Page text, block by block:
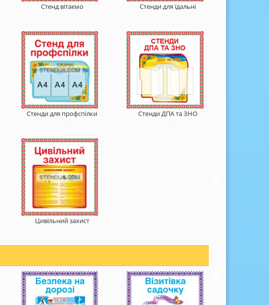
Стенд вітаємо Стенди для їдальні
Стенди для профспілки Стенди ДПА та ЗНО
Цивільний захист